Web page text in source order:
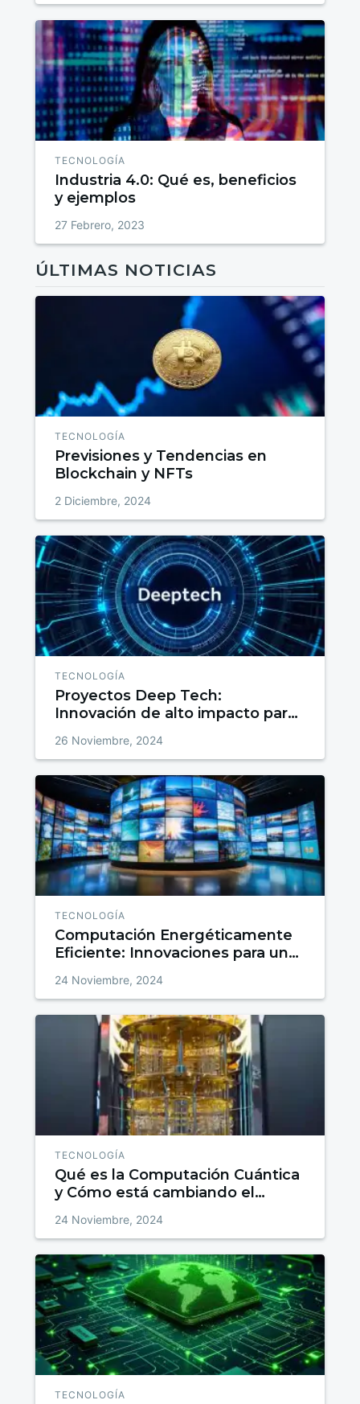
TECNOLOGÍA
Industria 4.0: Qué es, beneficios
y ejemplos
27 Febrero, 2023
ÚLTIMAS NOTICIAS
TECNOLOGÍA
Previsiones y Tendencias en
Blockchain y NFTs
2 Diciembre, 2024
TECNOLOGÍA
Proyectos Deep Tech:
Innovación de alto impacto para
26 Noviembre, 2024
TECNOLOGÍA
Computación Energéticamente
Eficiente: Innovaciones para un
24 Noviembre, 2024
TECNOLOGÍA
Qué es la Computación Cuántica
y Cómo está cambiando el
24 Noviembre, 2024
TECNOLOGÍA